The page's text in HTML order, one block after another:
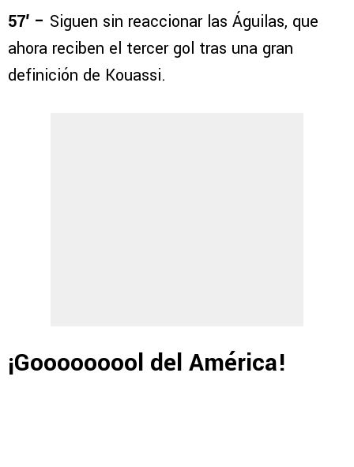
57′ – Siguen sin reaccionar las Águilas, que
ahora reciben el tercer gol tras una gran
definición de Kouassi.
¡Gooooooool del América!